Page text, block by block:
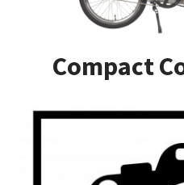
Kontakt
Versandarten
Compact